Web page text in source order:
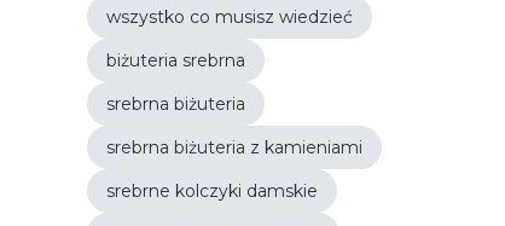
wszystko co musisz wiedzieć
biżuteria srebrna
srebrna biżuteria
srebrna biżuteria z kamieniami
srebrne kolczyki damskie